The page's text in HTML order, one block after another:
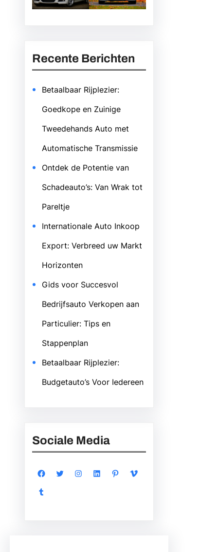
Recente Berichten
Betaalbaar Rijplezier:
Goedkope en Zuinige
Tweedehands Auto met
Automatische Transmissie
Ontdek de Potentie van
Schadeauto’s: Van Wrak tot
Pareltje
Internationale Auto Inkoop
Export: Verbreed uw Markt
Horizonten
Gids voor Succesvol
Bedrijfsauto Verkopen aan
Particulier: Tips en
Stappenplan
Betaalbaar Rijplezier:
Budgetauto’s Voor Iedereen
Sociale Media
Facebook Twitter Instagram LinkedIn Pinterest
Vimeo
Tumblr